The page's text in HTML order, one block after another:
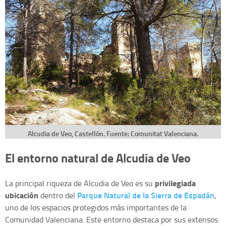
Alcudia de Veo, Castellón. Fuente: Comunitat Valenciana.
El entorno natural de Alcudia de Veo
La principal riqueza de Alcudia de Veo es su privilegiada
ubicación dentro del Parque Natural de la Sierra de Espadán,
uno de los espacios protegidos más importantes de la
Comunidad Valenciana. Este entorno destaca por sus extensos